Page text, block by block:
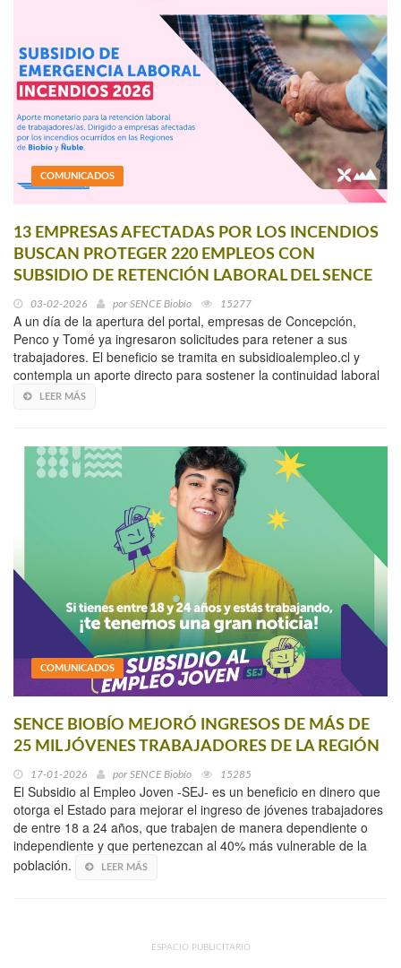
COMUNICADOS
13 EMPRESAS AFECTADAS POR LOS INCENDIOS
BUSCAN PROTEGER 220 EMPLEOS CON
SUBSIDIO DE RETENCIÓN LABORAL DEL SENCE
03-02-2026 por SENCE Biobío 15277
A un día de la apertura del portal, empresas de Concepción,
Penco y Tomé ya ingresaron solicitudes para retener a sus
trabajadores. El beneficio se tramita en subsidioalempleo.cl y
contempla un aporte directo para sostener la continuidad laboral
LEER MÁS
COMUNICADOS
SENCE BIOBÍO MEJORÓ INGRESOS DE MÁS DE
25 MIL JÓVENES TRABAJADORES DE LA REGIÓN
17-01-2026 por SENCE Biobío 15285
El Subsidio al Empleo Joven -SEJ- es un beneficio en dinero que
otorga el Estado para mejorar el ingreso de jóvenes trabajadores
de entre 18 a 24 años, que trabajen de manera dependiente o
independiente y que pertenezcan al 40% más vulnerable de la
población.
LEER MÁS
ESPACIO PUBLICITARIO